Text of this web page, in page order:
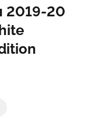
2019-20